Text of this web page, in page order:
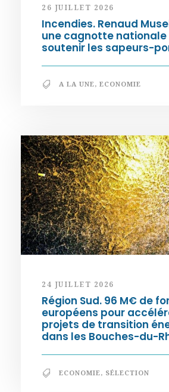
26 JUILLET 2026
Incendies. Renaud
une cagnotte nationale
soutenir les sapeurs-
A LA UNE, ECONOMIE
24 JUILLET 2026
Région Sud. 96 M€ de
européens pour
projets de transition
dans les Bouches-du-
ECONOMIE, SÉLECTION